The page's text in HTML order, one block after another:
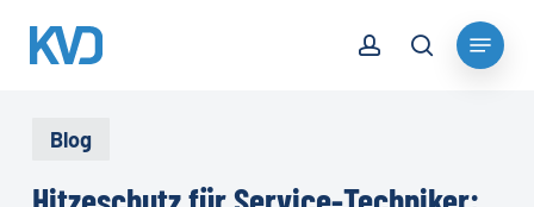
search
Menu
Blog
Close